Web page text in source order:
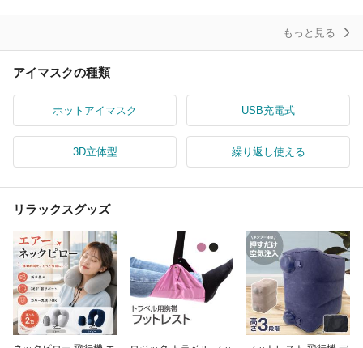
もっと見る
アイマスクの種類
ホットアイマスク USB充電式
3D立体型 繰り返し使える
リラックスグッズ